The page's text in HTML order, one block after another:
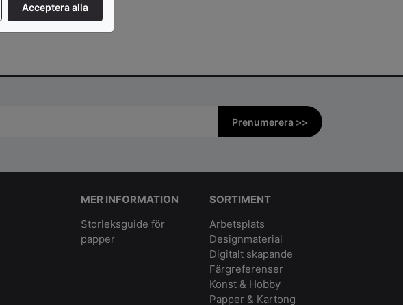
Prenumerera >>
MER INFORMATION
Storleksguide för
papper
SORTIMENT
Arbetsplats
Designmaterial
Digitalt skapande
Färgreferenser
Konst & Hobby
Papper & Kartong
Acceptera alla